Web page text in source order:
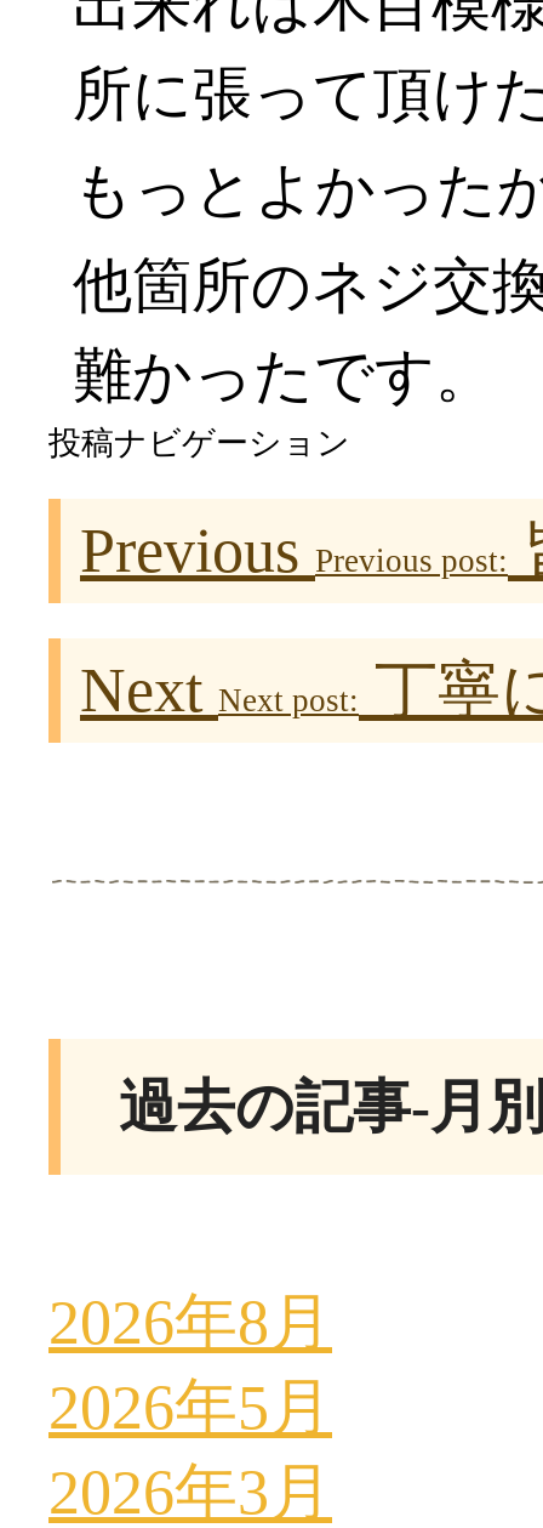
所に張って頂け
もっとよかった
他箇所のネジ交
難かったです。
投稿ナビゲーション
Previous Previous post:
Next Next post: 丁寧
過去の記事-月
2026年8月
2026年5月
2026年3月